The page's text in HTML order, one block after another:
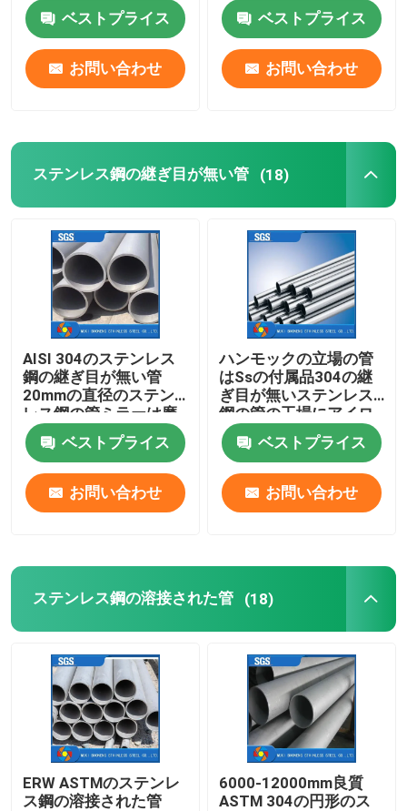
ステンレス鋼のコイル
ステンレス鋼の角度棒
ステンレス鋼のストリップ
ステンレス鋼のフラット バー
ステンレスチャンネルバー
ステンレス鋼のフランジ
ベストプライス
お問い合わせ
ベストプライス
お問い合わせ
ステンレス鋼の継ぎ目が無い管 (18)
AISI 304のステンレス
鋼の継ぎ目が無い管
20mmの直径のステン
レス鋼の管ミラーは磨
いた
ベストプライス
お問い合わせ
ハンモックの立場の管
はSsの付属品304の継
ぎ目が無いステンレス
鋼の管の工場にアイロ
ンをかける
ベストプライス
お問い合わせ
ステンレス鋼の溶接された管 (18)
ERW ASTMのステンレ
ス鋼の溶接された管
6000-12000mm良質
ASTM 304の円形のス